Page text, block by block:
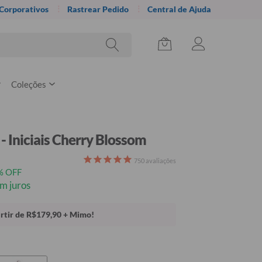
Rastrear Pedido Central de Ajuda
Coleções
Iniciais Cherry Blossom
OFF
juros
750 avaliações
de R$179,90 + Mimo!